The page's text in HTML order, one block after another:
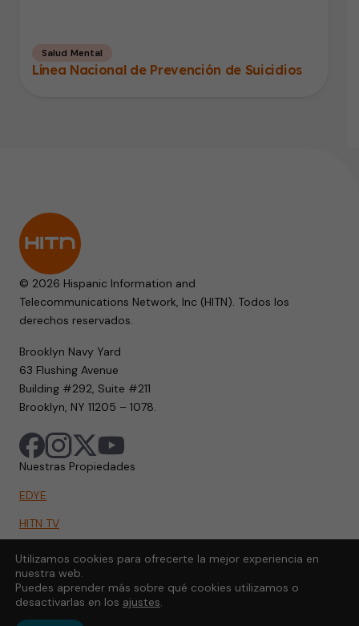
Salud Mental
Línea Nacional de Prevención de Suicidios
© 2026 Hispanic Information and
Telecommunications Network, Inc (HITN). Todos los
derechos reservados.
Brooklyn Navy Yard
63 Flushing Avenue
Building #292, Suite #211
Brooklyn, NY 11205 – 1078.
Nuestras Propiedades
EDYE
HITN TV
HITN.ORG
HITN GO
Utilizamos cookies para ofrecerte la mejor experiencia en
nuestra web.
Puedes aprender más sobre qué cookies utilizamos o
desactivarlas en los ajustes.